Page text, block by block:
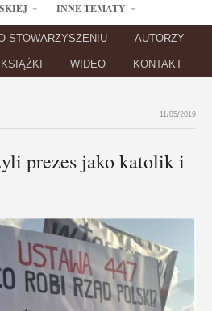
INNE TEMATY
STOWARZYSZENIU AUTORZY
KSIĄŻKI WIDEO KONTAKT
11/05/2019
prezes jako katolik i